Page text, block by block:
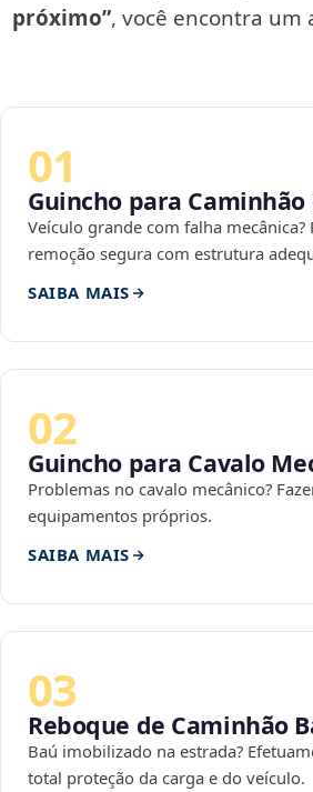
próximo”, você encontra
01
Guincho para Caminhão
Veículo grande com falha mecânica?
remoção segura com estrutura
SAIBA MAIS
02
Guincho para Cavalo
Problemas no cavalo mecânico?
equipamentos próprios.
SAIBA MAIS
03
Reboque de Caminhão
Baú imobilizado na estrada?
total proteção da carga e do veículo.